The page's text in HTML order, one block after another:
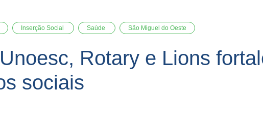
Inserção Social Saúde São Miguel do Oeste
Rotary e Lions
sociais